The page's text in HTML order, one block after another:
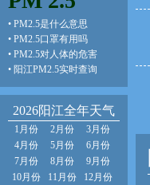
• PM2.5是什么意思
• PM2.5口罩有用吗
• PM2.5对人体的危害
• 阳江PM2.5实时查询
2026阳江全年天气
1月份 2月份
3月份
4月份
5月份
6月份
7月份
8月份
9月份
10月份
11月份 12月份